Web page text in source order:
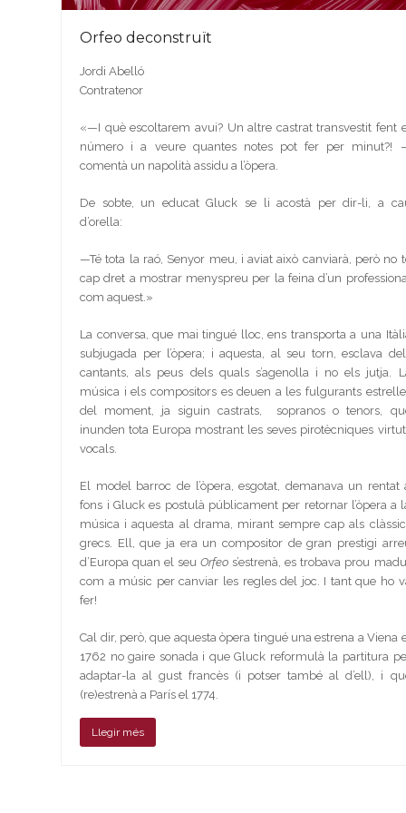
Orfeo deconstruït
Jordi Abelló
Contratenor
«—I què escoltarem avui? Un altre castrat transvestit fent
número i a veure quantes notes pot fer per minut?!
comentà un napolità assidu a l’òpera.
De sobte, un educat Gluck se li acostà per dir-li, a
d’orella:
—Té tota la raó, Senyor meu, i aviat això canviarà, però no
cap dret a mostrar menyspreu per la feina d’un
com aquest.»
La conversa, que mai tingué lloc, ens transporta a una
subjugada per l’òpera; i aquesta, al seu torn, esclava
cantants, als peus dels quals s’agenolla i no els jutja.
música i els compositors es deuen a les fulgurants
del moment, ja siguin castrats, sopranos o tenors,
inunden tota Europa mostrant les seves pirotècniques
vocals.
El model barroc de l’òpera, esgotat, demanava un rentat
fons i Gluck es postulà públicament per retornar l’òpera a
música i aquesta al drama, mirant sempre cap als
grecs. Ell, que ja era un compositor de gran prestigi
d’Europa quan el seuOrfeo s’estrenà, es trobava prou
com a músic per canviar les regles del joc. I tant que ho
fer!
Cal dir, però, que aquesta òpera tingué una estrena a Viena
1762 no gaire sonada i que Gluck reformulà la partitura
adaptar-la al gust francès (i potser també al d’ell), i
(re)estrenà a París el 1774.
Llegir més